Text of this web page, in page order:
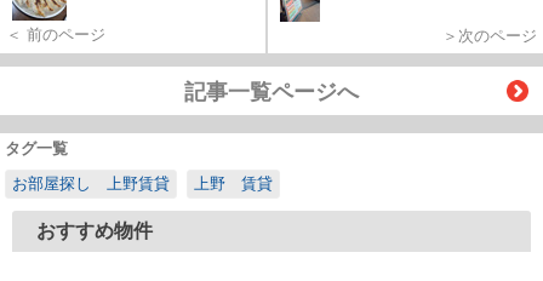
＜ 前のページ ＞次のページ
記事一覧ページへ
タグ一覧
お部屋探し 上野賃貸
上野 賃貸
おすすめ物件